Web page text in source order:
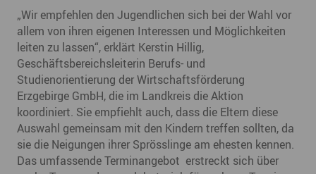
„Wir empfehlen den Jugendlichen sich bei der Wahl vor
allem von ihren eigenen Interessen und Möglichkeiten
leiten zu lassen“, erklärt Kerstin Hillig,
Geschäftsbereichsleiterin Berufs- und
Studienorientierung der Wirtschaftsförderung
Erzgebirge GmbH, die im Landkreis die Aktion
koordiniert. Sie empfiehlt auch, dass die Eltern diese
Auswahl gemeinsam mit den Kindern treffen sollten, da
sie die Neigungen ihrer Sprösslinge am ehesten kennen.
Das umfassende Terminangebot erstreckt sich über